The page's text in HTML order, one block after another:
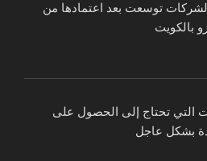
توسعت بعد اعتمادها من
بالكويت
التي تحتاج إلى الحصول على
بشكل عاجل